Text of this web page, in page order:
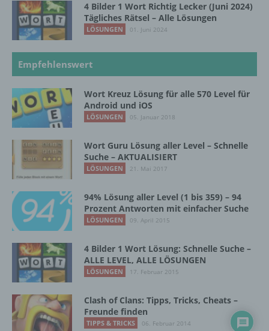
4 Bilder 1 Wort Richtig Lecker (Juni 2024)
Tägliches Rätsel – Alle Lösungen
LÖSUNGEN 01. Juni 2024
Empfehlenswert
Wort Kreuz Lösung für alle 570 Level für
Android und iOS
LÖSUNGEN 05. Januar 2018
Wort Guru Lösung aller Level – Schnelle
Suche – AKTUALISIERT
LÖSUNGEN 21. Mai 2017
94% Lösung aller Level (1 bis 359) – 94
Prozent Antworten mit einfacher Suche
LÖSUNGEN 09. April 2015
4 Bilder 1 Wort Lösung: Schnelle Suche –
ALLE LEVEL, ALLE LÖSUNGEN
LÖSUNGEN 17. Februar 2015
Clash of Clans: Tipps, Tricks, Cheats –
Freunde finden
TIPPS & TRICKS 06. Februar 2014
f) Pseudonymisierung
Pseudonymisierung ist die Verarbeitung
auf welche die personenbezogenen Daten
betroffenen Person zugeordnet werden
können, sofern diese zusätzlichen
Informationen gesondert aufbewahrt werden
Maßnahmen unterliegen, die gewährleisten,
dass die personenbezogenen Daten nicht
einer identifizierten oder identifizierbaren
natürlichen Person zugewiesen werden.
g) Verantwortlicher oder für die Verarbeitung
Verantwortlicher
Verantwortlicher oder für die Verarbeitung
Verantwortlicher ist die natürliche oder
juristische Person, Behörde, Einrichtung
oder andere Stelle, die allein oder
gemeinsam mit anderen über die Zwecke
und Mittel der Verarbeitung von